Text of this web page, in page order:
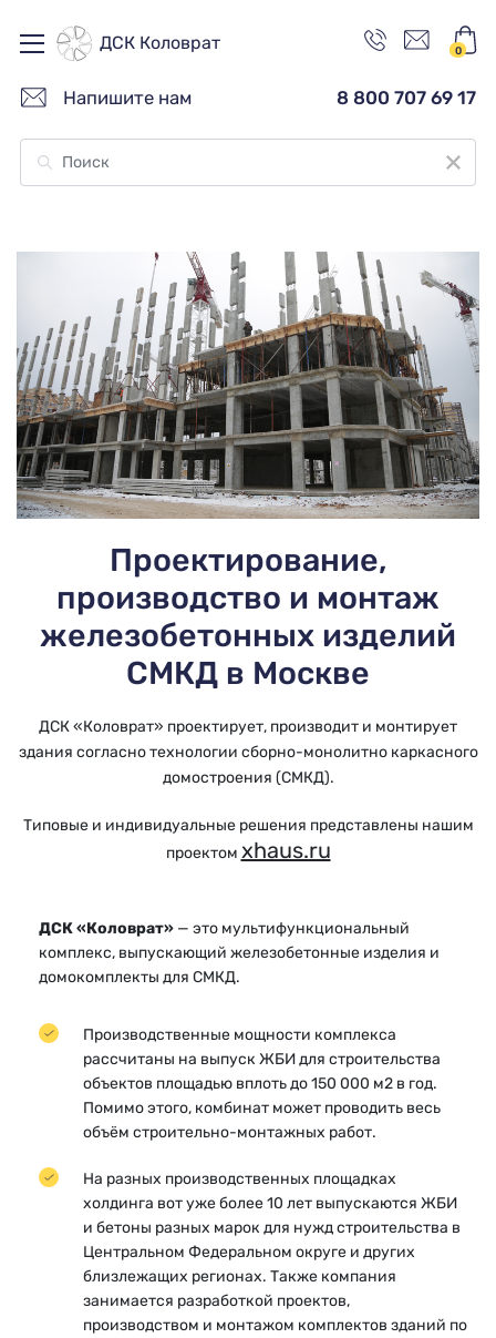
ДСК Коловрат 0
Напишите нам 8 800 707 69 17
Проектирование,
производство и монтаж
железобетонных изделий
СМКД в Москве
ДСК «Коловрат» проектирует, производит и монтирует
здания согласно технологии сборно-монолитно каркасного
домостроения (СМКД).
Типовые и индивидуальные решения представлены нашим
проектом xhaus.ru
ДСК «Коловрат» — это мультифункциональный
комплекс, выпускающий железобетонные изделия и
домокомплекты для СМКД.
Производственные мощности комплекса
рассчитаны на выпуск ЖБИ для строительства
объектов площадью вплоть до 150 000 м2 в год.
Помимо этого, комбинат может проводить весь
объём строительно-монтажных работ.
На разных производственных площадках
холдинга вот уже более 10 лет выпускаются ЖБИ
и бетоны разных марок для нужд строительства в
Центральном Федеральном округе и других
близлежащих регионах. Также компания
занимается разработкой проектов,
производством и монтажом комплектов зданий по